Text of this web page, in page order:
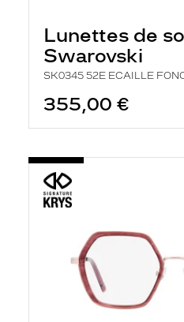
Lunettes de
Swarovski
SK0345 52E ECAILLE
355,00 €